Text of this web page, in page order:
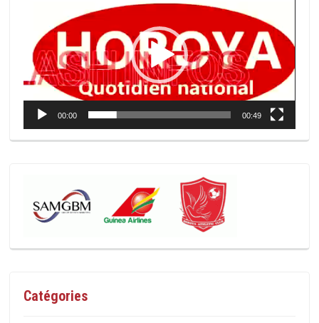
00:00 00:49
Catégories